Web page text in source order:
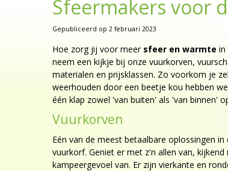
Sfeermakers voor
Gepubliceerd op 2 februari 2023
Hoe zorg jij voor meer sfeer en warmte in
neem een kijkje bij onze vuurkorven,
materialen en prijsklassen. Zo voorkom je
weerhouden door een beetje kou hebben
één klap zowel 'van buiten' als 'van binnen'
Vuurkorven
Eén van de meest betaalbare oplossingen
vuurkorf. Geniet er met z'n allen van,
kampeergevoel van. Er zijn vierkante en